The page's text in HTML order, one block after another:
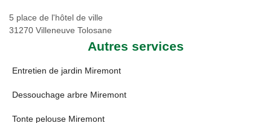
5 place de l'hôtel de ville
31270 Villeneuve Tolosane
Autres services
Entretien de jardin Miremont
Dessouchage arbre Miremont
Tonte pelouse Miremont